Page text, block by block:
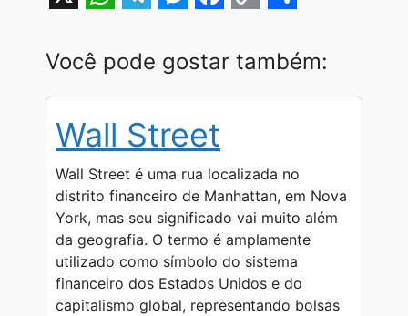
h
a
s
A
p
p
e
l
g
r
a
m
e
s
e
n
g
e
r
a
c
b
o
o
k
o
p
i
n
k
h
a
Você pode gostar também:
Wall Street
Wall Street é uma rua localizada no
distrito financeiro de Manhattan, em Nova
York, mas seu significado vai muito além
da geografia. O termo é amplamente
utilizado como símbolo do sistema
financeiro dos Estados Unidos e do
capitalismo global, representando bolsas